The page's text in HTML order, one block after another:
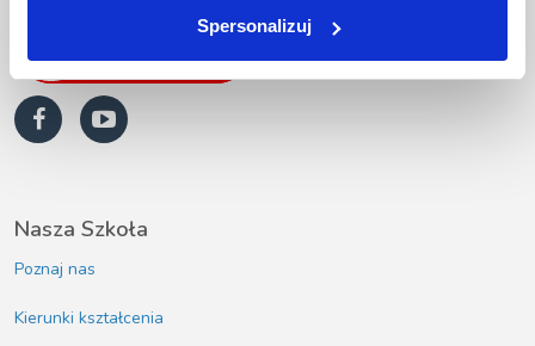
Spersonalizuj
Nasza Szkoła
Poznaj nas
Kierunki kształcenia